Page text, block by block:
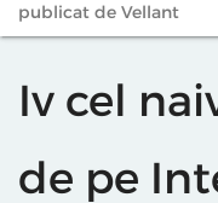
publicat de Vellant
Iv cel
de pe